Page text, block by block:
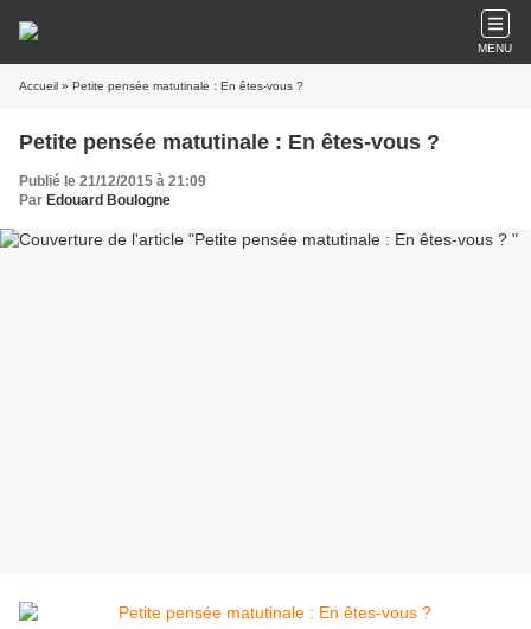
MENU
Accueil » Petite pensée matutinale : En êtes-vous ?
Petite pensée matutinale : En êtes-vous ?
Publié le 21/12/2015 à 21:09
Par Edouard Boulogne